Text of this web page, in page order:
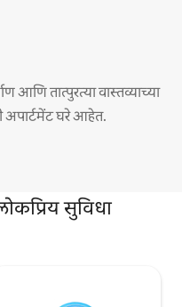
आणि तात्पुरत्या वास्तव्याच्या
अपार्टमेंट घरे आहेत.
सुविधा